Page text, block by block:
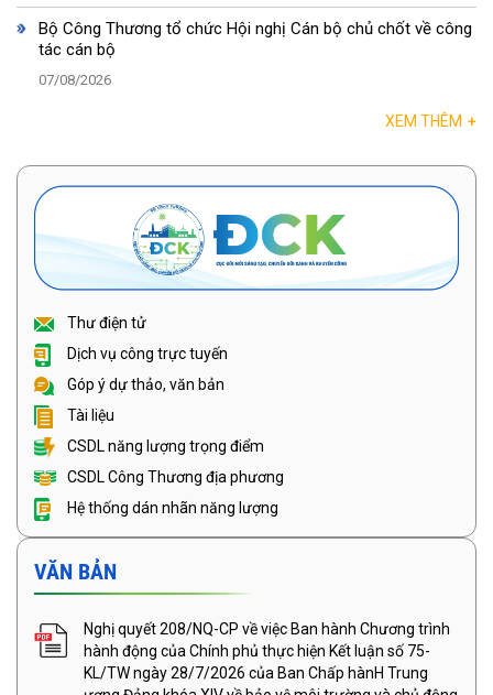
Bộ Công Thương tổ chức Hội nghị Cán bộ chủ chốt về công
tác cán bộ
07/08/2026
XEM THÊM +
Thư điện tử
Dịch vụ công trực tuyến
Góp ý dự thảo, văn bản
Tài liệu
CSDL năng lượng trọng điểm
CSDL Công Thương địa phương
Hệ thống dán nhãn năng lượng
VĂN BẢN
Nghị quyết 208/NQ-CP về việc Ban hành Chương trình
hành động của Chính phủ thực hiện Kết luận số 75-
KL/TW ngày 28/7/2026 của Ban Chấp hànH Trung